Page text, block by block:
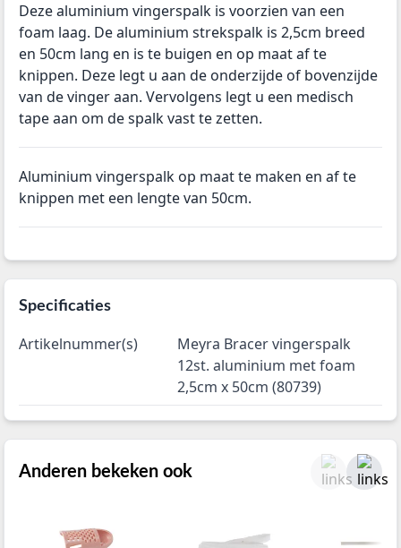
Deze aluminium vingerspalk is voorzien van een
foam laag. De aluminium strekspalk is 2,5cm breed
en 50cm lang en is te buigen en op maat af te
knippen. Deze legt u aan de onderzijde of bovenzijde
van de vinger aan. Vervolgens legt u een medisch
tape aan om de spalk vast te zetten.
Aluminium vingerspalk op maat te maken en af te
knippen met een lengte van 50cm.
Specificaties
Artikelnummer(s)
Meyra Bracer vingerspalk
12st. aluminium met foam
2,5cm x 50cm (80739)
Anderen bekeken ook